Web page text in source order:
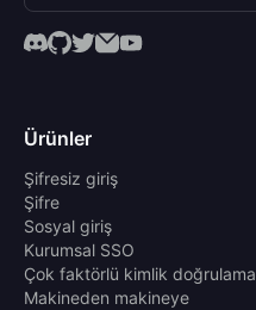
Ürünler
Şifresiz giriş
Şifre
Sosyal giriş
Kurumsal SSO
Çok faktörlü kimlik doğrulama
Makineden makineye